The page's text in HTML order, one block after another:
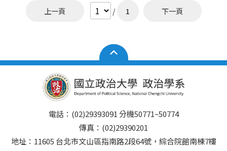
上一頁 / 1 下一頁
電話：(02)29393091 分機50771~50774
傳真：(02)29390201
地址：11605 台北市文山區指南路2段64號，綜合院館南棟7樓